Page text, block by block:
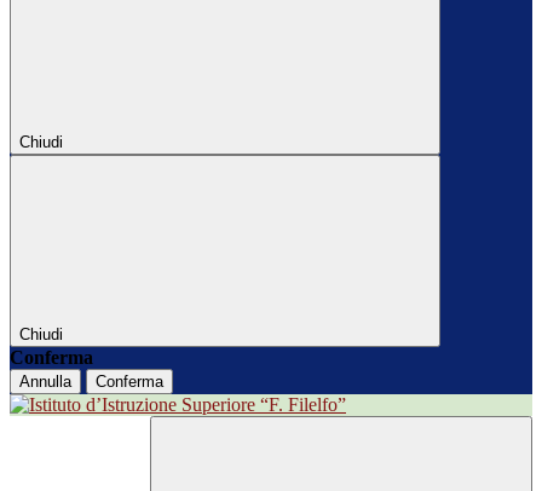
Chiudi
Chiudi
Conferma
Annulla Conferma